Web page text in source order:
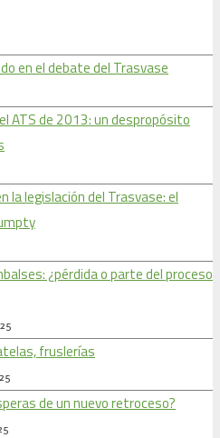
en el debate del Trasvase
ATS de 2013: un despropósito
la legislación del Trasvase: el
¿pérdida o parte del proceso
fruslerías
de un nuevo retroceso?